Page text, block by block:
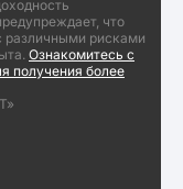
что
различными рисками
Ознакомитесь с
получения более